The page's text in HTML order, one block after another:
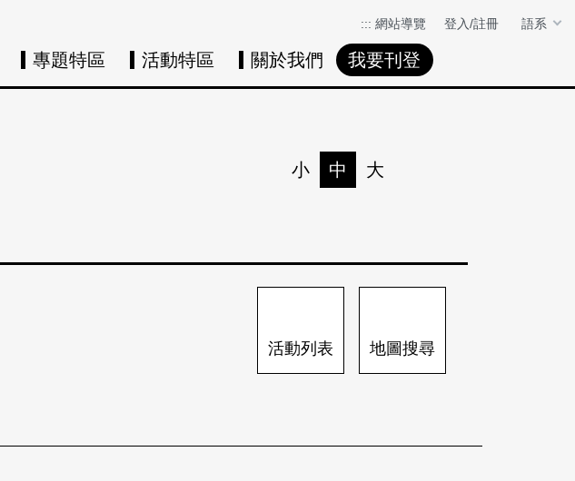
::: 網站導覽 登入/註冊 語系
專題特區 活動特區 關於我們 我要刊登
小 中 大
活動列表 地圖搜尋